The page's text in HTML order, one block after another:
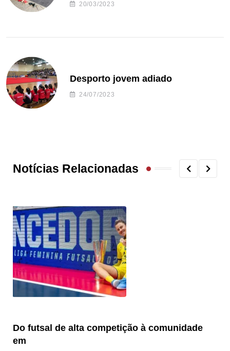
20/03/2023
Desporto jovem adiado
24/07/2023
Notícias Relacionadas
Do futsal de alta competição à comunidade
em